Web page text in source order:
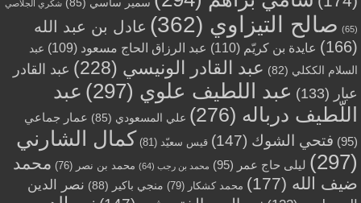
سمير ساسي (85) شكري الجلاصي
(65) صالح التيزاوي (362)
عادل بن عبد الله
(166)
عايدة بن كريّم (110) عبد الرزاق الحاج مسعود (109)
عبد
السلام الككلي (82) عبد القادر الونيسي (228)
عبد القادر
عبار (133) عبد اللطيف علوي (297)
عبد
اللّطيف درباله (276) علي المسعودي (85)
عمار جماعي
(95)
فتحي الشوك (147) قيس سعيّد (81)
كمال الشارني
(297)
ليلى حاج عمر (95) محمد بن رجب (64) محمد بن نصر (76)
محمد
ضيف الله (177) محمد كشكار (79) منجي باكير (88)
نصر الدين